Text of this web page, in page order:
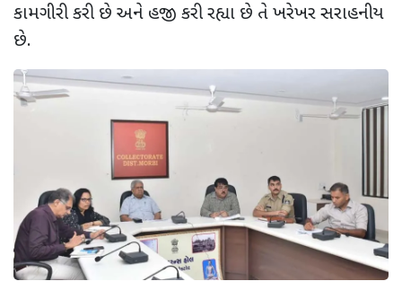
કામગીરી કરી છે અને હજી કરી રહ્યા છે તે ખરેખર સરાહનીય
છે.